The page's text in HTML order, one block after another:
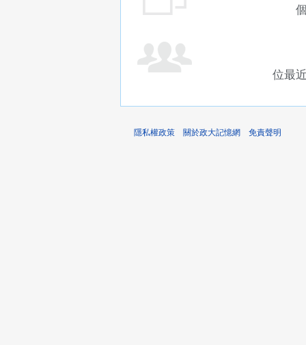
位最
隱私權政策 關於政大記憶網 免責聲明